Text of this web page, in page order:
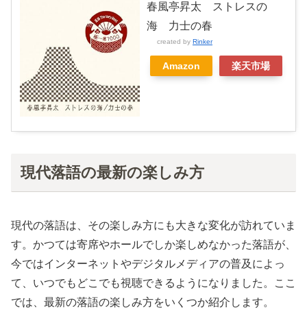
春風亭昇太 ストレスの
海 力士の春
created by Rinker
Amazon 楽天市場
現代落語の最新の楽しみ方
現代の落語は、その楽しみ方にも大きな変化が訪れていま
す。かつては寄席やホールでしか楽しめなかった落語が、
今ではインターネットやデジタルメディアの普及によっ
て、いつでもどこでも視聴できるようになりました。ここ
では、最新の落語の楽しみ方をいくつか紹介します。